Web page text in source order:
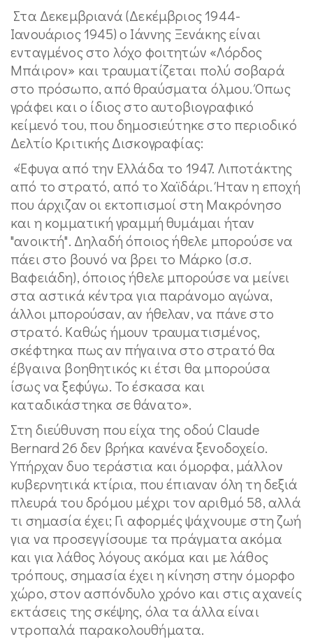
Στα Δεκεμβριανά (Δεκέμβριος 1944-
Ιανουάριος 1945) ο Ιάννης Ξενάκης είναι
ενταγμένος στο λόχο φοιτητών «Λόρδος
Μπάιρον» και τραυματίζεται πολύ σοβαρά
στο πρόσωπο, από θραύσματα όλμου. Όπως
γράφει και ο ίδιος στο αυτοβιογραφικό
κείμενό του, που δημοσιεύτηκε στο περιοδικό
Δελτίο Κριτικής Δισκογραφίας:
«Έφυγα από την Ελλάδα το 1947. Λιποτάκτης
από το στρατό, από το Χαϊδάρι. Ήταν η εποχή
που άρχιζαν οι εκτοπισμοί στη Μακρόνησο
και η κομματική γραμμή θυμάμαι ήταν
"ανοικτή". Δηλαδή όποιος ήθελε μπορούσε να
πάει στο βουνό να βρει το Μάρκο (σ.σ.
Βαφειάδη), όποιος ήθελε μπορούσε να μείνει
στα αστικά κέντρα για παράνομο αγώνα,
άλλοι μπορούσαν, αν ήθελαν, να πάνε στο
στρατό. Καθώς ήμουν τραυματισμένος,
σκέφτηκα πως αν πήγαινα στο στρατό θα
έβγαινα βοηθητικός κι έτσι θα μπορούσα
ίσως να ξεφύγω. Το έσκασα και
καταδικάστηκα σε θάνατο».
Στη διεύθυνση που είχα της οδού Claude
Bernard 26 δεν βρήκα κανένα ξενοδοχείο.
Υπήρχαν δυο τεράστια και όμορφα, μάλλον
κυβερνητικά κτίρια, που έπιαναν όλη τη δεξιά
πλευρά του δρόμου μέχρι τον αριθμό 58, αλλά
τι σημασία έχει; Γι αφορμές ψάχνουμε στη ζωή
για να προσεγγίσουμε τα πράγματα ακόμα
και για λάθος λόγους ακόμα και με λάθος
τρόπους, σημασία έχει η κίνηση στην όμορφο
χώρο, στον ασπόνδυλο χρόνο και στις αχανείς
εκτάσεις της σκέψης, όλα τα άλλα είναι
ντροπαλά παρακολουθήματα.